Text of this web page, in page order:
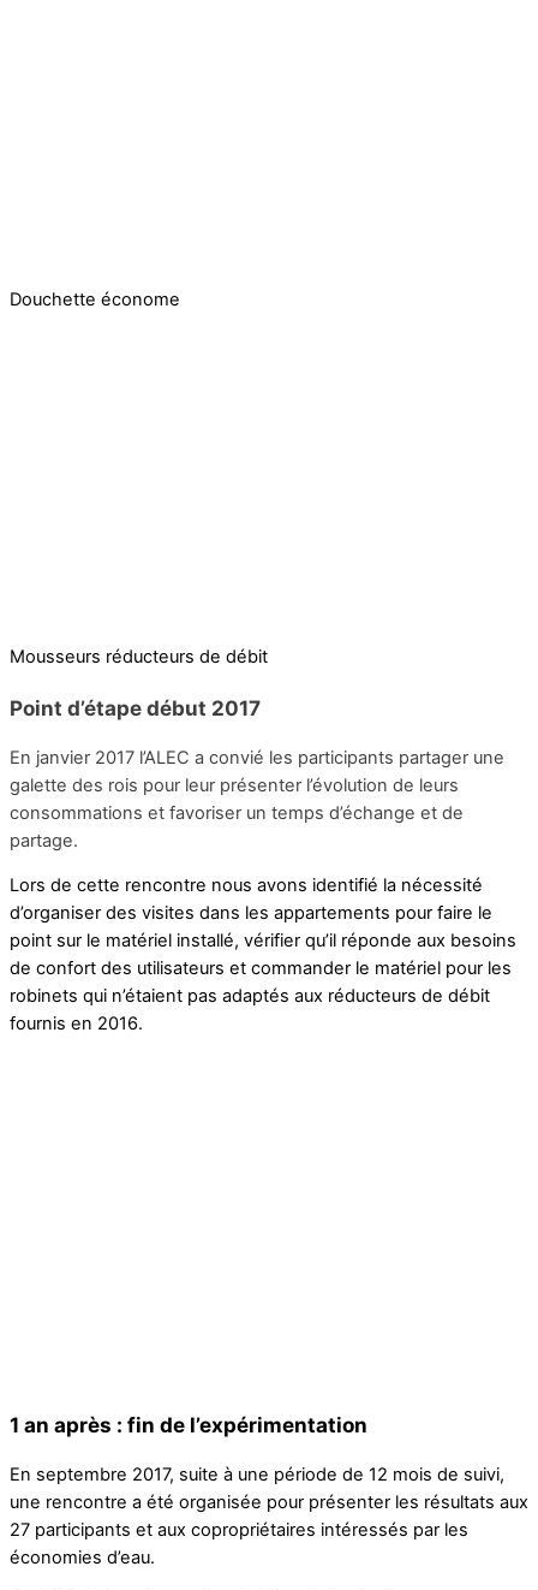
Douchette économe
Mousseurs réducteurs de débit
Point d’étape début 2017
En janvier 2017 l’ALEC a convié les participants partager une
galette des rois pour leur présenter l’évolution de leurs
consommations et favoriser un temps d’échange et de
partage.
Lors de cette rencontre nous avons identifié la nécessité
d’organiser des visites dans les appartements pour faire le
point sur le matériel installé, vérifier qu’il réponde aux besoins
de confort des utilisateurs et commander le matériel pour les
robinets qui n’étaient pas adaptés aux réducteurs de débit
fournis en 2016.
1 an après : fin de l’expérimentation
En septembre 2017, suite à une période de 12 mois de suivi,
une rencontre a été organisée pour présenter les résultats aux
27 participants et aux copropriétaires intéressés par les
économies d’eau.